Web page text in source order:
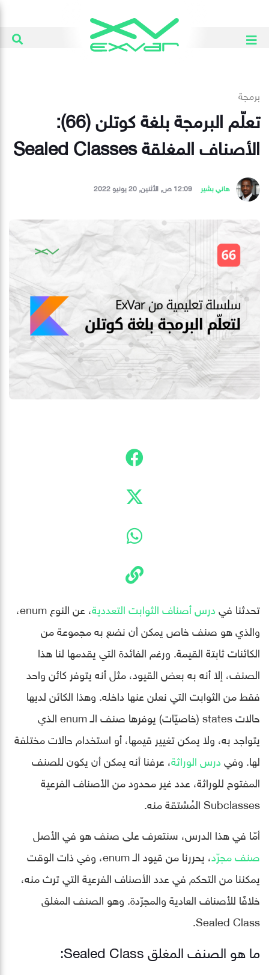
برمجة
تعلّم البرمجة بلغة كوتلن (66):
الأصناف المغلقة Sealed Classes
هاني بشير 12:09 ص, الأثنين, 20 يونيو 2022
تحدثنا فيدرس أصناف الثوابت التعددية
، عن النوع enum،
والذي هو صنف خاص يمكن أن نضع به مجموعة من
الكائنات ثابتة القيمة. ورغم الفائدة التي يقدمها لنا هذا
الصنف، إلا أنه به بعض القيود، مثل أنه يتوفر كائن واحد
فقط من الثوابت التي نعلن عنها داخله. وهذا الكائن لديها
حالات states (خاصيّات) يوفرها صنف الـ enum الذي
يتواجد به، ولا يمكن تغيير قيمها، أو استخدام حالات مختلفة
لها. وفيدرس الوراثة، عرفنا أنه يمكن أن يكون للصنف
المفتوح للوراثة، عدد غير محدود من الأصناف الفرعية
Subclasses المُشتقة منه.
أمّا في هذا الدرس، سنتعرف على صنف هو في الأصل
صنف مجرّد
، يحررنا من قيود الـ enum، وفي ذات الوقت
يمكننا من التحكم في عدد الأصناف الفرعية التي ترث منه،
خلافًا للأصناف العادية والمجرّدة. وهو الصنف المغلق
Sealed Class.
ما هو الصنف المغلق Sealed Class: